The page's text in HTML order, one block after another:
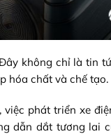
không chỉ là tin
hóa chất và chế tạo.
phát triển xe
dẫn dắt tương lai